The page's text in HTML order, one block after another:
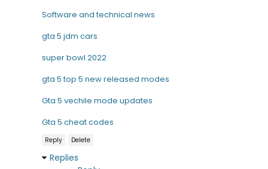
Software and technical news
gta 5 jdm cars
super bowl 2022
gta 5 top 5 new released modes
Gta 5 vechile mode updates
Gta 5 cheat codes
Reply Delete
Replies